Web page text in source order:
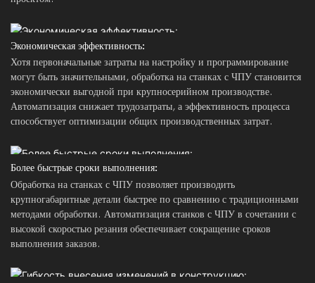
Экономическая эффективность:
Хотя первоначальные затраты на настройку и программирование
могут быть значительными, обработка на станках с ЧПУ становится
экономически выгодной при крупносерийном производстве.
Автоматизация снижает трудозатраты, а эффективность процесса
способствует оптимизации общих производственных затрат.
Более быстрые сроки выполнения:
Обработка на станках с ЧПУ позволяет производить
крупногабаритные детали быстрее по сравнению с традиционными
методами обработки. Автоматизация станков с ЧПУ в сочетании с
высокой скоростью резания обеспечивает сокращение сроков
выполнения заказов.